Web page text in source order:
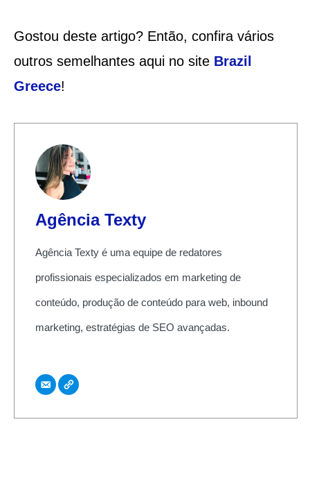
Gostou deste artigo? Então, confira vários
outros semelhantes aqui no site Brazil
Greece!
Agência Texty
Agência Texty é uma equipe de redatores
profissionais especializados em marketing de
conteúdo, produção de conteúdo para web, inbound
marketing, estratégias de SEO avançadas.